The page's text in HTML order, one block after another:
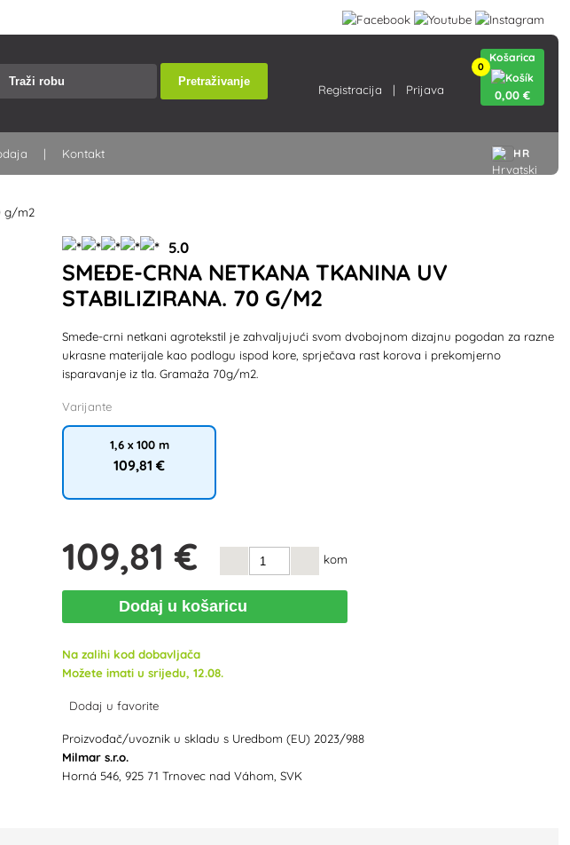
Pretraživanje
Registracija Prijava
0
Košarica
0,00 €
HR
Kontakt
g/m2
5.0
SMEĐE-CRNA NETKANA TKANINA UV
STABILIZIRANA. 70 G/M2
Smeđe-crni netkani agrotekstil je zahvaljujući svom dvobojnom dizajnu pogodan za razne
ukrasne materijale kao podlogu ispod kore, sprječava rast korova i prekomjerno
isparavanje iz tla. Gramaža 70g/m2.
Varijante
1,6 x 100 m
109,81 €
109,81 € kom
Dodaj u košaricu
Na zalihi kod dobavljača
Možete imati u srijedu, 12.08.
Dodaj u favorite
Proizvođač/uvoznik u skladu s Uredbom (EU) 2023/988
Milmar s.r.o.
Horná 546, 925 71 Trnovec nad Váhom, SVK